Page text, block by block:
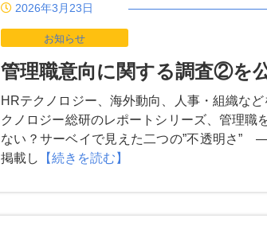
2026年3月23日
お知らせ
管理職意向に関する調査②を
HRテクノロジー、海外動向、人事・組織な
クノロジー総研のレポートシリーズ、管理職
ない？サーベイで見えた二つの”不透明さ”
掲載し
【続きを読む】